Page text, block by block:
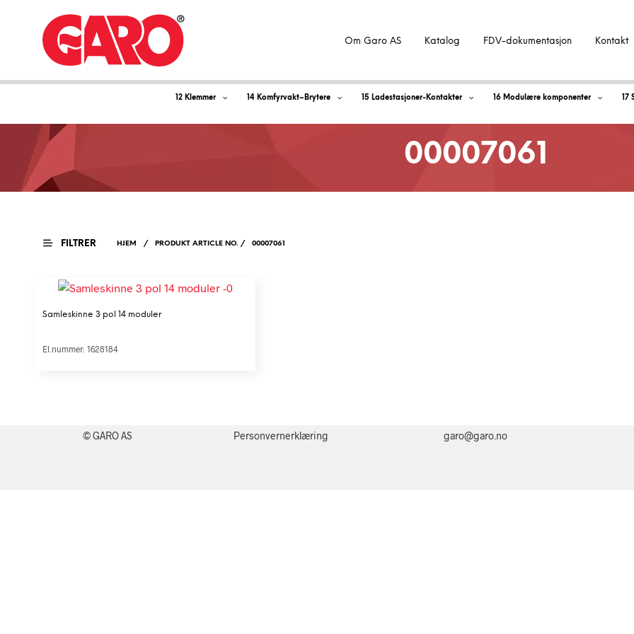
12 Klemmer 14 Komfyrvakt–Brytere 15 Ladestasjoner-Kontakter 16 Modulære komponenter
Om Garo AS Katalog FDV-dokumentasjon Kontakt
00007061
FILTRER HJEM / PRODUKT ARTICLE NO. / 00007061
Samleskinne 3 pol 14 moduler
El.nummer: 1628184
© GARO AS Personvernerklæring garo@garo.no